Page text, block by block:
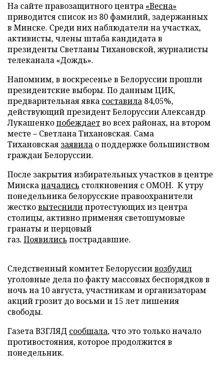
На сайте правозащитного центра «Весна»
приводится список из 80 фамилий, задержанных
в Минске. Среди них наблюдатели на участках,
активисты, члены штаба кандидата в
президенты Светланы Тихановской, журналисты
телеканала «Дождь».
Напомним, в воскресенье в Белоруссии прошли
президентские выборы. По данным ЦИК,
предварительная явка составила 84,05%,
действующий президент Белоруссии Александр
Лукашенкопобеждаетво всех районах, на втором
месте – Светлана Тихановская. Сама
Тихановская заявила о поддержке большинством
граждан Белоруссии.
После закрытия избирательных участков в центре
Минсканачались столкновения с ОМОН. К утру
понедельника белорусские правоохранители
жестковытеснилипротестующих из центра
столицы, активно применяя светошумовые
гранаты и перцовый
газ. Появились пострадавшие.
Следственный комитет Белоруссиивозбудил
уголовные дела по факту массовых беспорядков в
ночь на 10 августа, участникам и организаторам
акций грозит до восьми и 15 лет лишения
свободы.
Газета ВЗГЛЯД сообщала, что это только начало
противостояния, которое продолжится в
понедельник.